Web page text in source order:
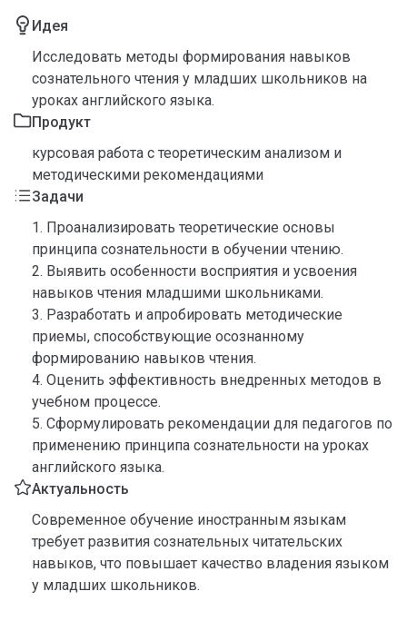
Идея
Исследовать методы формирования навыков
сознательного чтения у младших школьников на
уроках английского языка.
Продукт
курсовая работа с теоретическим анализом и
методическими рекомендациями
Задачи
1. Проанализировать теоретические основы
принципа сознательности в обучении чтению.
2. Выявить особенности восприятия и усвоения
навыков чтения младшими школьниками.
3. Разработать и апробировать методические
приемы, способствующие осознанному
формированию навыков чтения.
4. Оценить эффективность внедренных методов в
учебном процессе.
5. Сформулировать рекомендации для педагогов по
применению принципа сознательности на уроках
английского языка.
Актуальность
Современное обучение иностранным языкам
требует развития сознательных читательских
навыков, что повышает качество владения языком
у младших школьников.